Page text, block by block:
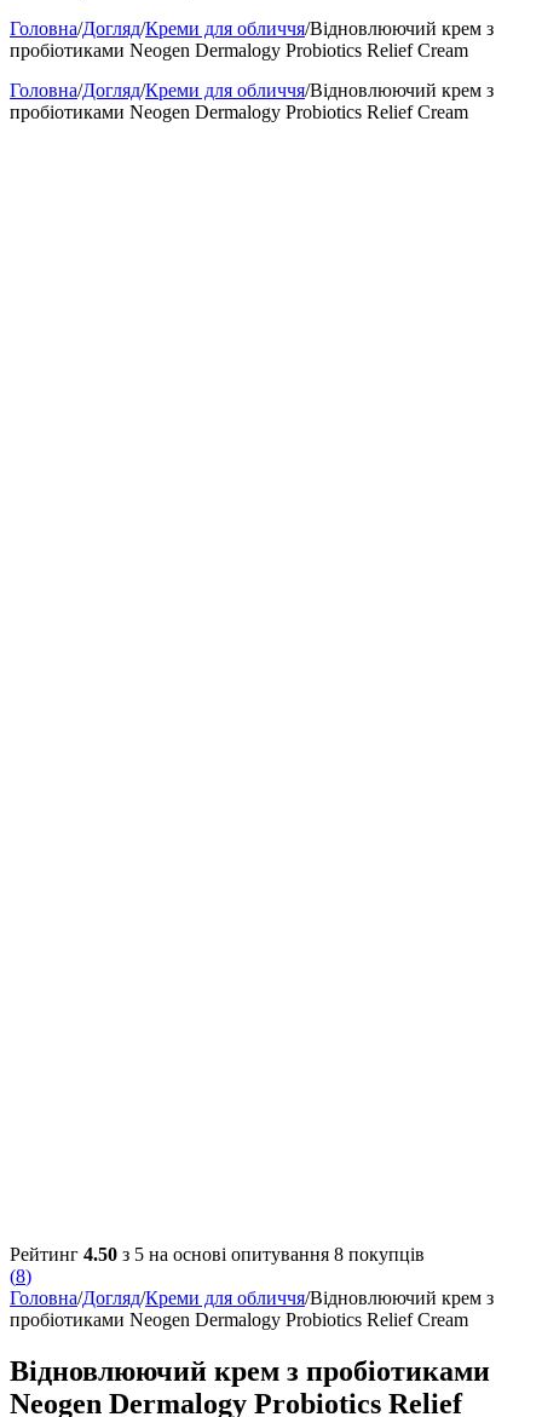
Головна/Догляд/Креми для обличчя/Відновлюючий крем з
пробіотиками Neogen Dermalogy Probiotics Relief Cream
Головна/Догляд/Креми для обличчя/Відновлюючий крем з
пробіотиками Neogen Dermalogy Probiotics Relief Cream
Рейтинг 4.50 з 5 на основі опитування 8 покупців
(8)
Головна/Догляд/Креми для обличчя/Відновлюючий крем з
пробіотиками Neogen Dermalogy Probiotics Relief Cream
Відновлюючий крем з пробіотиками
Neogen Dermalogy Probiotics Relief